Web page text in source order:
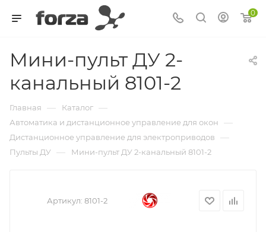
0
Мини-пульт ДУ 2-
канальный 8101-2
Главная — Каталог —
Автоматика и дистанционное управление для окон —
Дистанционное управление для электроприводов —
Пульты ДУ — Мини-пульт ДУ 2-канальный 8101-2
Артикул: 8101-2